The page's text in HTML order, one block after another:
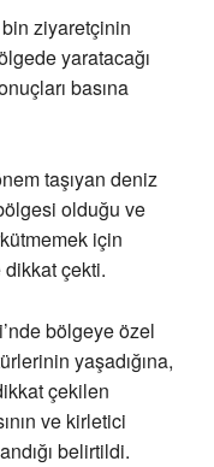
ziyaretçinin
yaratacağı
basına
taşıyan deniz
olduğu ve
için
çekti.
bölgeye özel
yaşadığına,
çekilen
ve kirletici
belirtildi.